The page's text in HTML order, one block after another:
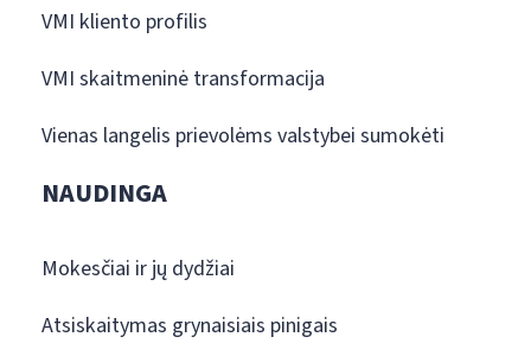
VMI kliento profilis
VMI skaitmeninė transformacija
Vienas langelis prievolėms valstybei sumokėti
NAUDINGA
Mokesčiai ir jų dydžiai
Atsiskaitymas grynaisiais pinigais